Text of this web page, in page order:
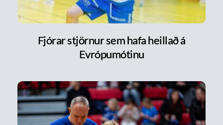
Fjórar stjörnur sem hafa heillað á
Evrópumótinu